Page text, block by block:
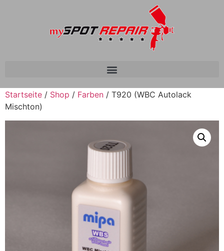
Startseite / Shop / Farben / T920 (WBC Autolack
Mischton)